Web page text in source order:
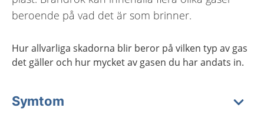
beroende på vad det är som brinner.
Hur allvarliga skadorna blir beror på vilken typ av gas
det gäller och hur mycket av gasen du har andats in.
Symtom